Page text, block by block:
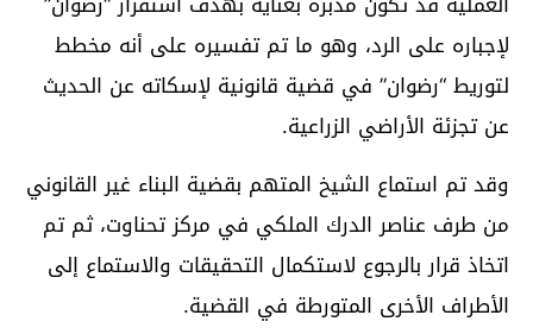
لإجباره على الرد، وهو ما تم تفسيره على أنه مخطط
لتوريط “رضوان” في قضية قانونية لإسكاته عن الحديث
عن تجزئة الأراضي الزراعية.
وقد تم استماع الشيخ المتهم بقضية البناء غير القانوني
من طرف عناصر الدرك الملكي في مركز تحناوت، ثم تم
اتخاذ قرار بالرجوع لاستكمال التحقيقات والاستماع إلى
الأطراف الأخرى المتورطة في القضية.